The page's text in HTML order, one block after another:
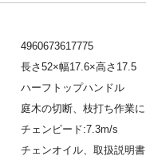
4960673617775
長さ52×幅17.6×高さ17.5
ハーフトップハンドル
庭木の切断、枝打ち作業に
チェンピード:7.3m/s
チェンオイル、取扱説明書